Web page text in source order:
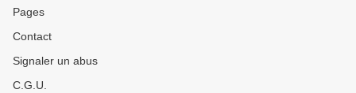
Pages
Contact
Signaler un abus
C.G.U.